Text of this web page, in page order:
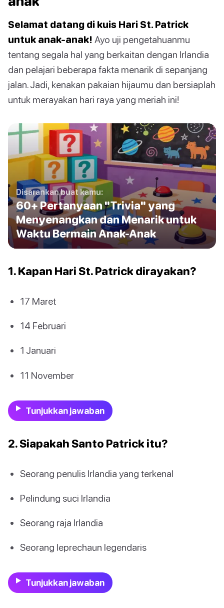
Selamat datang di kuis Hari St. Patrick
untuk anak-anak! Ayo uji pengetahuanmu
tentang segala hal yang berkaitan dengan Irlandia
dan pelajari beberapa fakta menarik di sepanjang
jalan. Jadi, kenakan pakaian hijaumu dan bersiaplah
untuk merayakan hari raya yang meriah ini!
Disarankan buat kamu:
60+ Pertanyaan "Trivia" yang
Menyenangkan dan Menarik untuk
Waktu Bermain Anak-Anak
1. Kapan Hari St. Patrick dirayakan?
17 Maret
14 Februari
1 Januari
11 November
Tunjukkan jawaban
2. Siapakah Santo Patrick itu?
Seorang penulis Irlandia yang terkenal
Pelindung suci Irlandia
Seorang raja Irlandia
Seorang leprechaun legendaris
Tunjukkan jawaban